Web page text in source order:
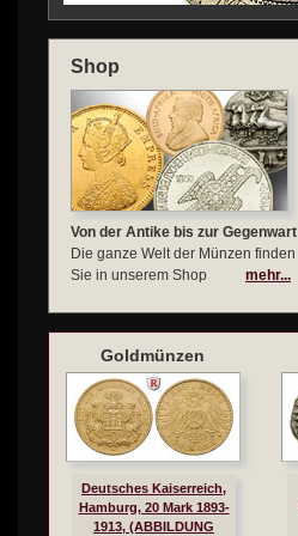
Shop
Von der Antike bis zur Gegenwart
Die ganze Welt der Münzen finden
Sie in unserem Shop
mehr...
Goldmünzen
Deutsches Kaiserreich,
Hamburg, 20 Mark 1893-
1913, (ABBILDUNG